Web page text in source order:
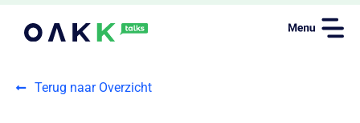
Terug naar Overzicht